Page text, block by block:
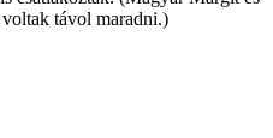
távol maradni.)